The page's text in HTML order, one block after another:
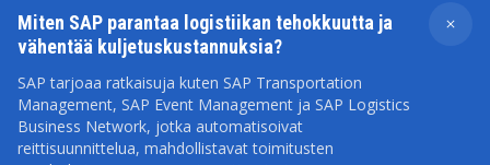
Miten SAP parantaa logistiikan tehokkuutta ja
vähentää kuljetuskustannuksia?
SAP tarjoaa ratkaisuja kuten SAP Transportation
Management, SAP Event Management ja SAP Logistics
Business Network, jotka automatisoivat
reittisuunnittelua, mahdollistavat toimitusten